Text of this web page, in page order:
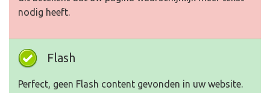
nodig heeft.
Flash
Perfect, geen Flash content gevonden in uw website.